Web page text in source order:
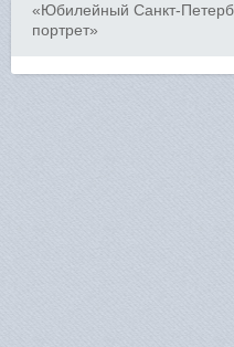
«Юбилейный Санкт-
портрет»